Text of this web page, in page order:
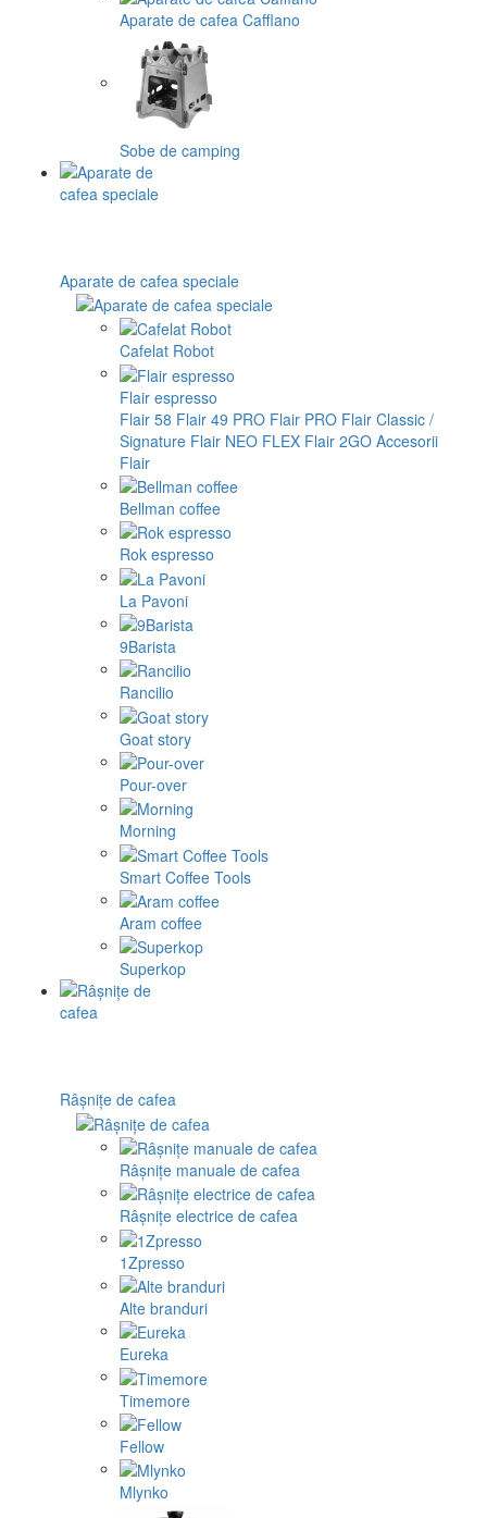
Aparate de cafea Cafflano
Sobe de camping
Aparate de cafea speciale
Cafelat Robot
Flair espresso
Flair 58 Flair 49 PRO Flair PRO Flair Classic /
Signature Flair NEO FLEX Flair 2GO Accesorii
Flair
Bellman coffee
Rok espresso
La Pavoni
9Barista
Rancilio
Goat story
Pour-over
Morning
Smart Coffee Tools
Aram coffee
Superkop
Râșnițe de cafea
Râșnițe manuale de cafea
Râșnițe electrice de cafea
1Zpresso
Alte branduri
Eureka
Timemore
Fellow
Mlynko